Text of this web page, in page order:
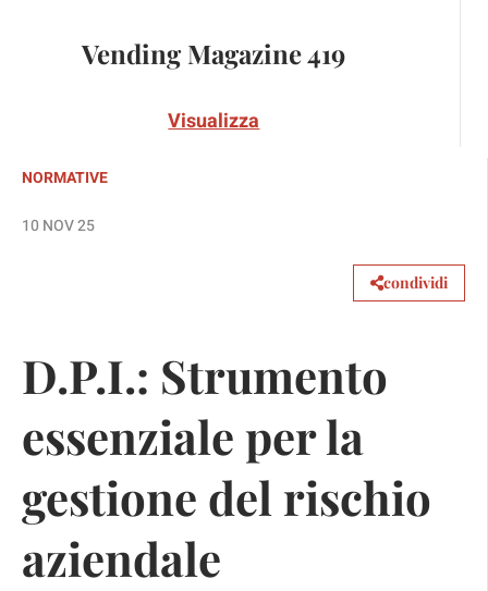
Vending Magazine 419
Visualizza
NORMATIVE
10 NOV 25
condividi
D.P.I.: Strumento
essenziale per la
gestione del rischio
aziendale